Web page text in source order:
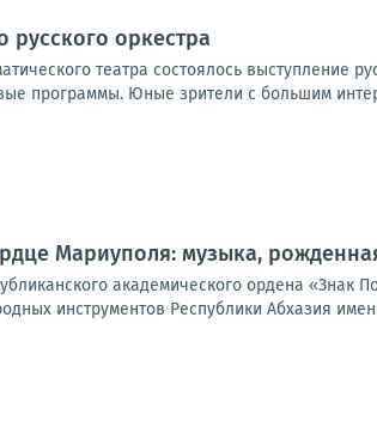
русского оркестра
театра состоялось выступление
программы. Юные зрители с большим
Мариуполя: музыка,
академического ордена «Знак
инструментов Республики Абхазия